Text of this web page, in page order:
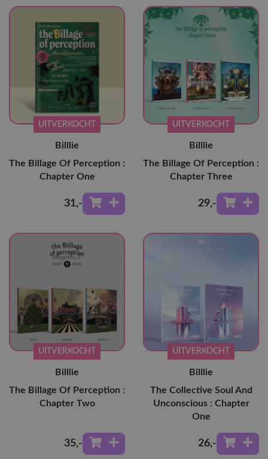
UITVERKOCHT
Billlie
The Billage Of Perception :
Chapter One
31,-
UITVERKOCHT
Billlie
The Billage Of Perception :
Chapter Three
29,-
UITVERKOCHT
Billlie
The Billage Of Perception :
Chapter Two
35,-
UITVERKOCHT
Billlie
The Collective Soul And
Unconscious : Chapter
One
26,-